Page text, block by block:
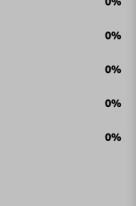
0%
0%
0%
0%